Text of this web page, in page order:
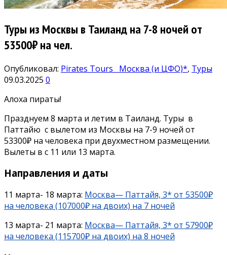
Туры из Москвы в Таиланд на 7-8 ночей от
53500₽ на чел.
Опубликовал: Pirates Tours Москва (и ЦФО)*, Туры
09.03.2025 0
Алоха пираты!
Празднуем 8 марта и летим в Таиланд. Туры в
Паттайю с вылетом из Москвы на 7-9 ночей от
53300₽ на человека при двухместном размещении.
Вылеты в с 11 или 13 марта.
Направления и даты
11 марта- 18 марта: Москва— Паттайя, 3* от 53500₽
на человека (107000₽ на двоих) на 7 ночей
13 марта- 21 марта: Москва— Паттайя, 3* от 57900₽
на человека (115700₽ на двоих) на 8 ночей